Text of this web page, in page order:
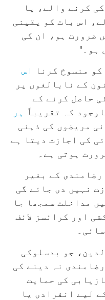
کرنے والے، یا
اس بات کو یقینی
ضرورت ہو، ان کی
ہو۔"
منسوخ کرنا
اس
کے نابالغوں پر
حاصل کرنے کے
کہ تقریباً
ہر
مریضوں کی ذہنی
کی اجازت دیتا ہے
ہوتی ہے۔
کے بغیر
نہیں دی جائے گی
مداخلت سمجھا جا
بشمول 988 خودکشی اور کرائسز لائف
جو بدسلوکی
نہ دینے کی
کی حمایت
لیے انفرادی یا